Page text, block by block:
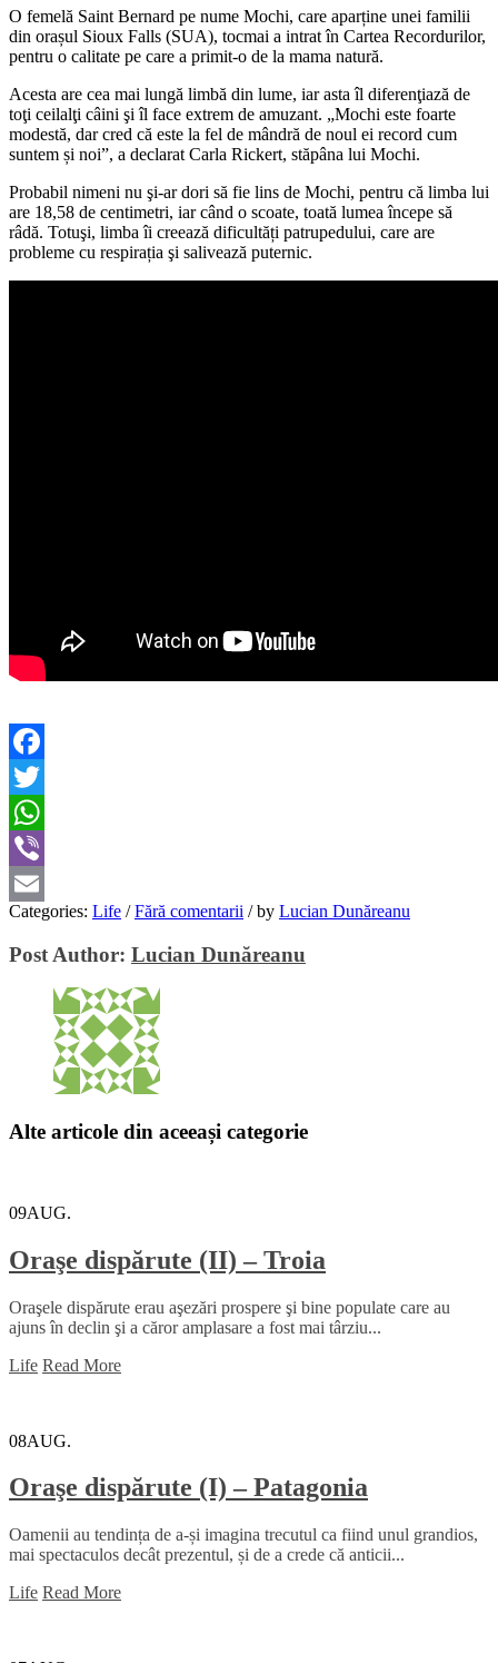
O femelă Saint Bernard pe nume Mochi, care aparține unei familii
din orașul Sioux Falls (SUA), tocmai a intrat în Cartea Recordurilor,
pentru o calitate pe care a primit-o de la mama natură.
Acesta are cea mai lungă limbă din lume, iar asta îl diferenţiază de
toţi ceilalţi câini şi îl face extrem de amuzant. „Mochi este foarte
modestă, dar cred că este la fel de mândră de noul ei record cum
suntem și noi”, a declarat Carla Rickert, stăpâna lui Mochi.
Probabil nimeni nu şi-ar dori să fie lins de Mochi, pentru că limba lui
are 18,58 de centimetri, iar când o scoate, toată lumea începe să
râdă. Totuşi, limba îi creează dificultăți patrupedului, care are
probleme cu respirația şi salivează puternic.
Facebook
Twitter
WhatsApp
Viber
Email
Categories: Life / Fără comentarii /by Lucian Dunăreanu
Post Author: Lucian Dunăreanu
Alte articole din aceeași categorie
09AUG.
Oraşe dispărute (II) – Troia
Oraşele dispărute erau aşezări prospere şi bine populate care au
ajuns în declin şi a căror amplasare a fost mai târziu...
Life Read More
08AUG.
Oraşe dispărute (I) – Patagonia
Oamenii au tendința de a-și imagina trecutul ca fiind unul grandios,
mai spectaculos decât prezentul, și de a crede că anticii...
Life Read More